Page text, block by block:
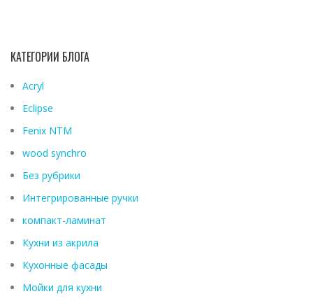
КАТЕГОРИИ БЛОГА
Acryl
Eclipse
Fenix ​​NTM
wood synchro
Без рубрики
Интегрированные ручки
компакт-ламинат
Кухни из акрила
Кухонные фасады
Мойки для кухни